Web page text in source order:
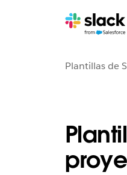
Plantillas de